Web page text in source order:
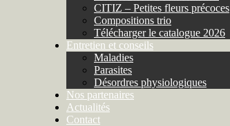
CITIZ – Petites fleurs précoces
Compositions trio
Télécharger le catalogue 2026
Entretien et conseils
Maladies
Parasites
Désordres physiologiques
Nos partenaires
Actualités
Contact